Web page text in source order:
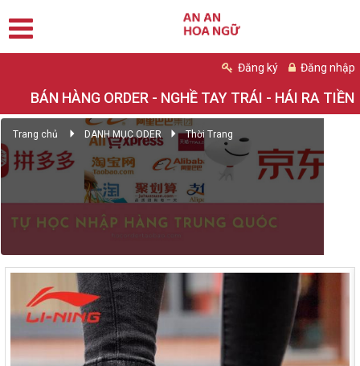
Đăng ký Đăng nhập
BÁN HÀNG ORDER - NGHỀ TAY TRÁI - HÁI RA TIỀN
Trang chủ DANH MỤC ODER Thời Trang